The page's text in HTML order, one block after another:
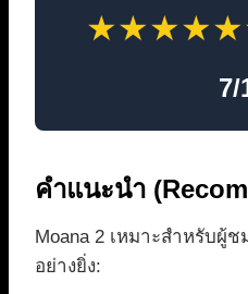
7/
คำแนะนำ
Moana 2 เหมาะสำหรับผู้
อย่างยิ่ง: